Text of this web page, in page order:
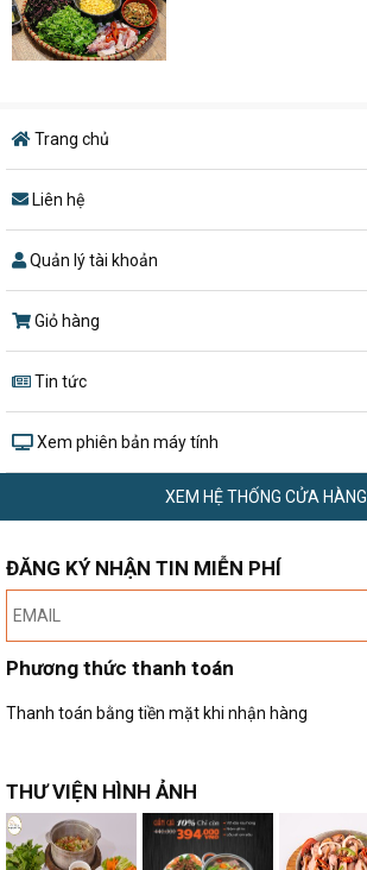
Trang chủ
Liên hệ
Quản lý tài khoản
Giỏ hàng
Tin tức
Xem phiên bản máy tính
XEM HỆ THỐNG CỬA HÀNG
ĐĂNG KÝ NHẬN TIN MIỄN PHÍ
Phương thức thanh toán
Thanh toán bằng tiền mặt khi nhận hàng
THƯ VIỆN HÌNH ẢNH